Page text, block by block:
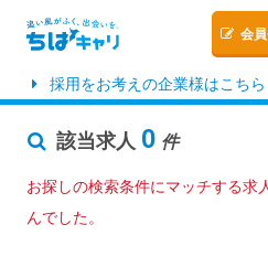
会
採用をお考えの企業様はこちら
該当求人 0 件
お探しの検索条件にマッチする求
んでした。